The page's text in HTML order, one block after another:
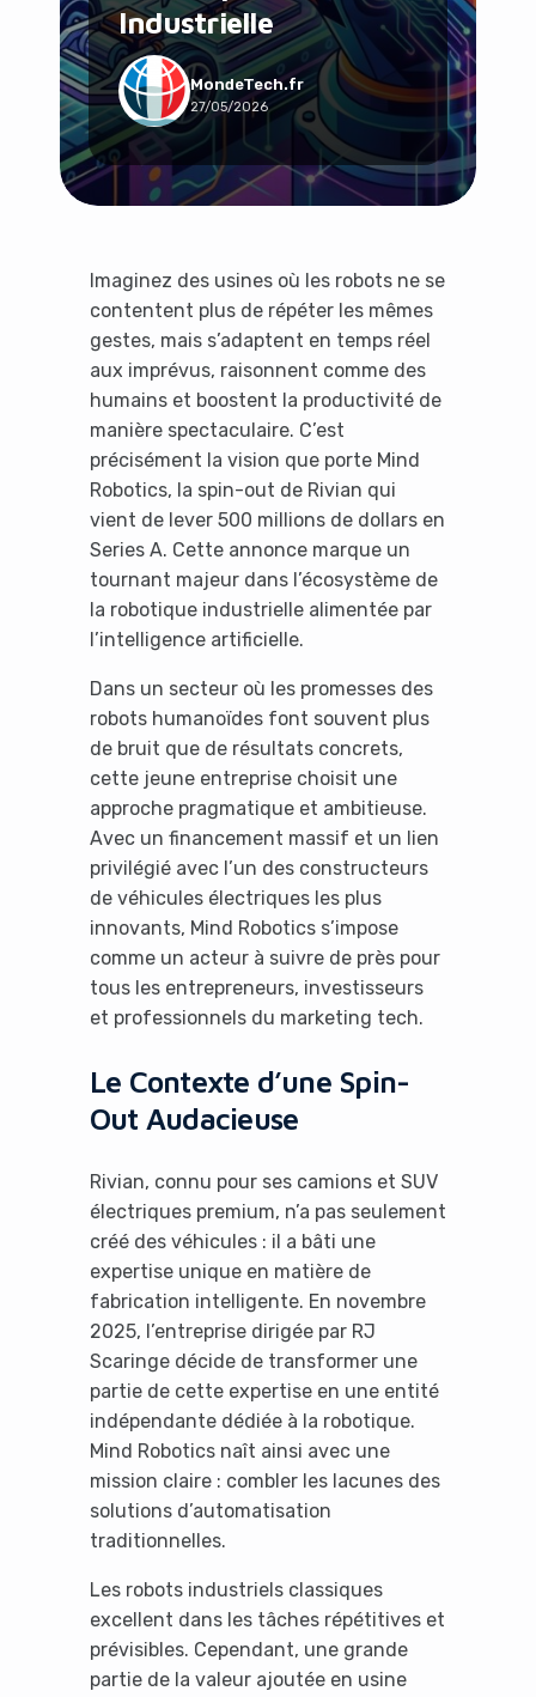
Industrielle
MondeTech.fr
27/05/2026
Imaginez des usines où les robots ne se
contentent plus de répéter les mêmes
gestes, mais s’adaptent en temps réel
aux imprévus, raisonnent comme des
humains et boostent la productivité de
manière spectaculaire. C’est
précisément la vision que porte Mind
Robotics, la spin-out de Rivian qui
vient de lever 500 millions de dollars en
Series A. Cette annonce marque un
tournant majeur dans l’écosystème de
la robotique industrielle alimentée par
l’intelligence artificielle.
Dans un secteur où les promesses des
robots humanoïdes font souvent plus
de bruit que de résultats concrets,
cette jeune entreprise choisit une
approche pragmatique et ambitieuse.
Avec un financement massif et un lien
privilégié avec l’un des constructeurs
de véhicules électriques les plus
innovants, Mind Robotics s’impose
comme un acteur à suivre de près pour
tous les entrepreneurs, investisseurs
et professionnels du marketing tech.
Le Contexte d’une Spin-
Out Audacieuse
Rivian, connu pour ses camions et SUV
électriques premium, n’a pas seulement
créé des véhicules : il a bâti une
expertise unique en matière de
fabrication intelligente. En novembre
2025, l’entreprise dirigée par RJ
Scaringe décide de transformer une
partie de cette expertise en une entité
indépendante dédiée à la robotique.
Mind Robotics naît ainsi avec une
mission claire : combler les lacunes des
solutions d’automatisation
traditionnelles.
Les robots industriels classiques
excellent dans les tâches répétitives et
prévisibles. Cependant, une grande
partie de la valeur ajoutée en usine
Social & Communauté
Tech & Développement
Travail & Productivité
Voyage